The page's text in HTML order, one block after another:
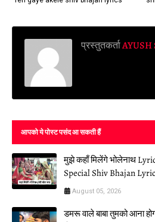
प्रस्तुतकर्ताAYUSH
आपको ये पोस्ट पसंद आ सकती हैं
मुझे कहाँ मिलेंगे भोलेनाथ
Special Shiv Bhajan
August 05, 2026
डमरू वाले बाबा तुमको आना